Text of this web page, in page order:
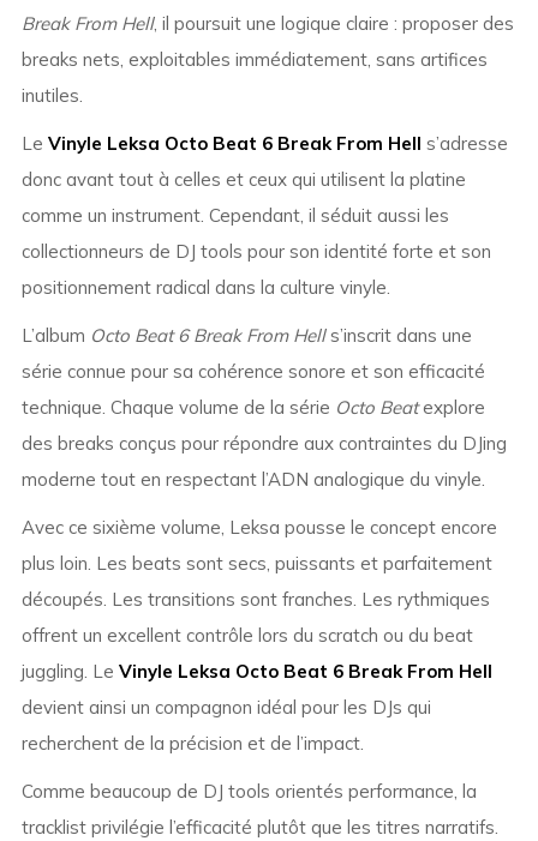
Break From Hell, il poursuit une logique claire : proposer des
breaks nets, exploitables immédiatement, sans artifices
inutiles.
Le Vinyle Leksa Octo Beat 6 Break From Hell s’adresse
donc avant tout à celles et ceux qui utilisent la platine
comme un instrument. Cependant, il séduit aussi les
collectionneurs de DJ tools pour son identité forte et son
positionnement radical dans la culture vinyle.
L’album Octo Beat 6 Break From Hells’inscrit dans une
série connue pour sa cohérence sonore et son efficacité
technique. Chaque volume de la série Octo Beatexplore
des breaks conçus pour répondre aux contraintes du DJing
moderne tout en respectant l’ADN analogique du vinyle.
Avec ce sixième volume, Leksa pousse le concept encore
plus loin. Les beats sont secs, puissants et parfaitement
découpés. Les transitions sont franches. Les rythmiques
offrent un excellent contrôle lors du scratch ou du beat
juggling. Le Vinyle Leksa Octo Beat 6 Break From Hell
devient ainsi un compagnon idéal pour les DJs qui
recherchent de la précision et de l’impact.
Comme beaucoup de DJ tools orientés performance, la
tracklist privilégie l’efficacité plutôt que les titres narratifs.